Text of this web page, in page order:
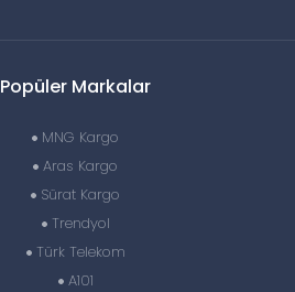
Popüler Markalar
MNG Kargo
Aras Kargo
Sürat Kargo
Trendyol
Türk Telekom
A101